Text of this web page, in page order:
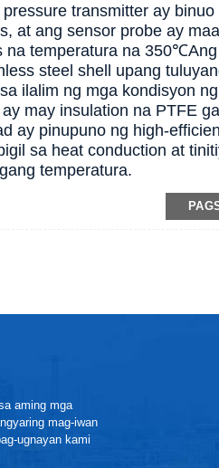
transmitter ay
at ang sensor probe ay
na temperatura na 350℃
steel shell upang
ilalim ng mga kondisyon
may insulation na PTFE
ay pinupuno ng high-
sa heat conduction at
temperatura.
aming mga
mag-iwan
ugnayan kami